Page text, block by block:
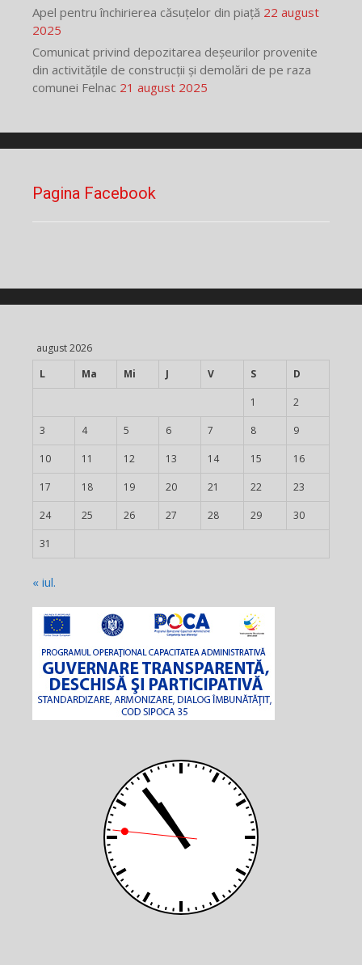
Apel pentru închirierea căsuțelor din piață 22 august
2025
Comunicat privind depozitarea deșeurilor provenite
din activitățile de construcții și demolări de pe raza
comunei Felnac 21 august 2025
Pagina Facebook
august 2026
L
Ma Mi J V S D
1 2
3 4 5 6 7 8 9
10 11 12 13 14 15 16
17 18 19 20 21 22 23
24 25 26 27 28 29 30
31
« iul.